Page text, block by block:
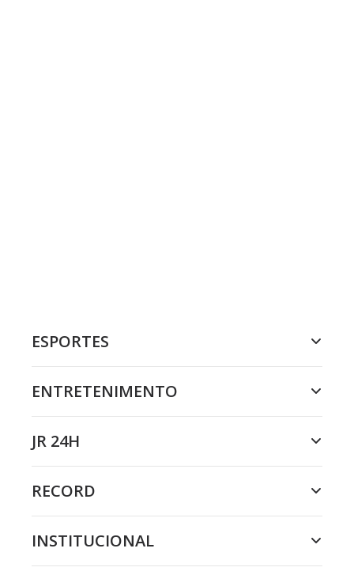
ESPORTES
ENTRETENIMENTO
JR 24H
RECORD
INSTITUCIONAL